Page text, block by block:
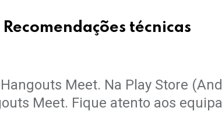
Recomendações técnicas
Meet. Na Play Store
Meet. Fique atento aos